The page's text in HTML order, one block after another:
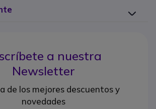
a nuestra
Newsletter
de los mejores descuentos y
novedades